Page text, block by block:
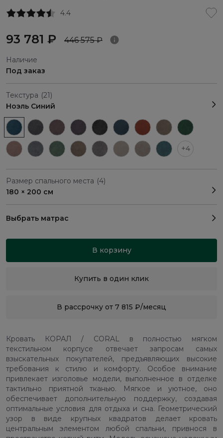
4.4
93 781 ₽ 446 575 ₽
Наличие
Под заказ
Текстура (21)
Ноэль Синий
+4
Размер спального места (4)
180 × 200 см
Выбрать матрас
В корзину
Купить в один клик
В рассрочку от 7 815 ₽/месяц
Кровать КОРАЛ / CORAL в полностью мягком
текстильном корпусе отвечает запросам самых
взыскательных покупателей, предъявляющих высокие
требования к стилю и комфорту. Особое внимание
привлекает изголовье модели, выполненное в отделке
тактильно приятной тканью. Мягкое и уютное, оно
обеспечивает дополнительную поддержку, создавая
оптимальные условия для отдыха и сна. Геометрический
узор в виде крупных квадратов делает кровать
центральным элементом любой спальни, привнося в